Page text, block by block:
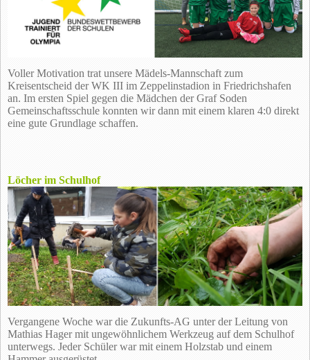
Voller Motivation trat unsere Mädels-Mannschaft zum
Kreisentscheid der WK III im Zeppelinstadion in Friedrichshafen
an. Im ersten Spiel gegen die Mädchen der Graf Soden
Gemeinschaftsschule konnten wir dann mit einem klaren 4:0 direkt
eine gute Grundlage schaffen.
Löcher im Schulhof
Vergangene Woche war die Zukunfts-AG unter der Leitung von
Mathias Hager mit ungewöhnlichem Werkzeug auf dem Schulhof
unterwegs. Jeder Schüler war mit einem Holzstab und einem